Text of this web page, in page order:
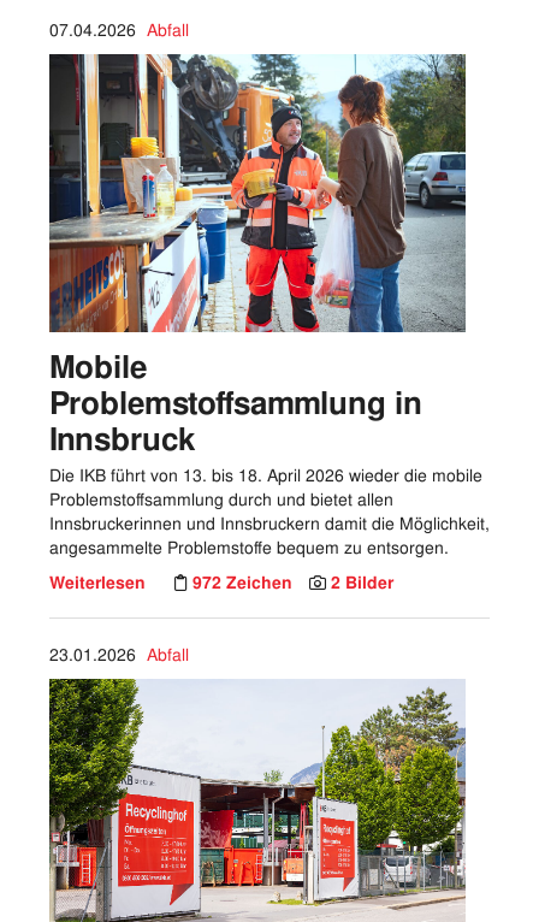
07.04.2026 Abfall
Mobile
Problemstoffsammlung in
Innsbruck
Die IKB führt von 13. bis 18. April 2026 wieder die mobile
Problemstoffsammlung durch und bietet allen
Innsbruckerinnen und Innsbruckern damit die Möglichkeit,
angesammelte Problemstoffe bequem zu entsorgen.
Weiterlesen
972 Zeichen 2 Bilder
23.01.2026 Abfall